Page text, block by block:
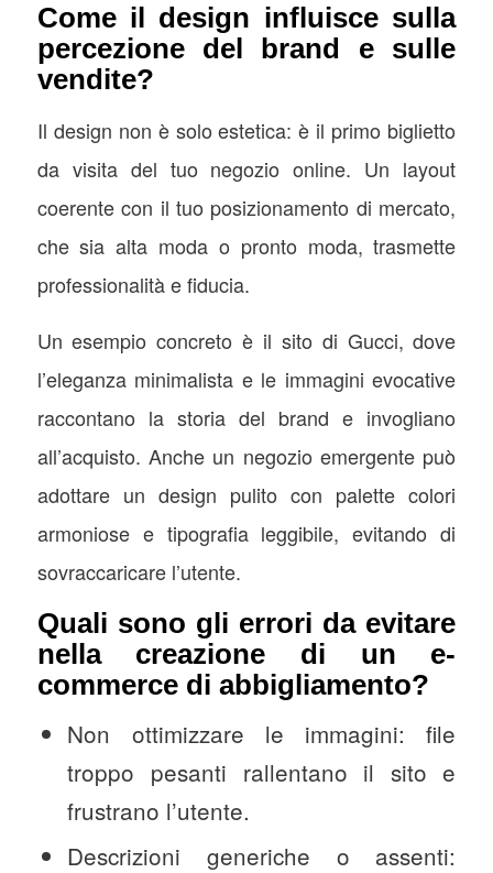
Come il design influisce sulla
percezione del brand e sulle
vendite?
Il design non è solo estetica: è il primo biglietto
da visita del tuo negozio online. Un layout
coerente con il tuo posizionamento di mercato,
che sia alta moda o pronto moda, trasmette
professionalità e fiducia.
Un esempio concreto è il sito di Gucci, dove
l’eleganza minimalista e le immagini evocative
raccontano la storia del brand e invogliano
all’acquisto. Anche un negozio emergente può
adottare un design pulito con palette colori
armoniose e tipografia leggibile, evitando di
sovraccaricare l’utente.
Quali sono gli errori da evitare
nella creazione di un e-
commerce di abbigliamento?
Non ottimizzare le immagini: file
troppo pesanti rallentano il sito e
frustrano l’utente.
Descrizioni generiche o assenti: